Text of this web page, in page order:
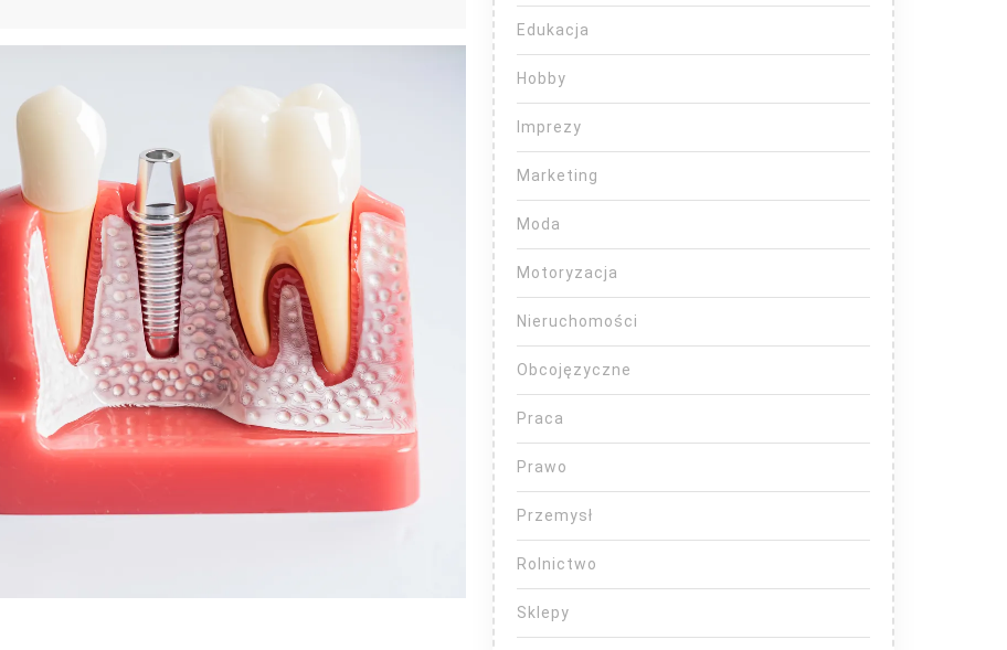
Edukacja
Hobby
Imprezy
Marketing
Moda
Motoryzacja
Nieruchomości
Obcojęzyczne
Praca
Prawo
Przemysł
Rolnictwo
Sklepy